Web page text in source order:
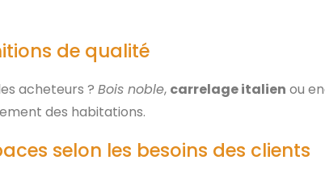
de qualité
acheteurs ? Bois noble, carrelage italien ou
des habitations.
selon les besoins des clients